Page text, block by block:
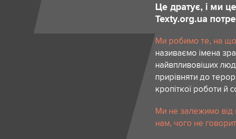
Це дратує, і ми
Texty.org.ua
Ми робимо те, на що
називаємо імена
найвпливовіших
прирівняти до
кропіткої роботи й
Ми не залежимо від
нам, чого не